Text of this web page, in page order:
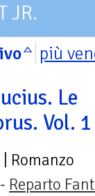
JR.
più
Le
Vol. 1
| Romanzo
Reparto